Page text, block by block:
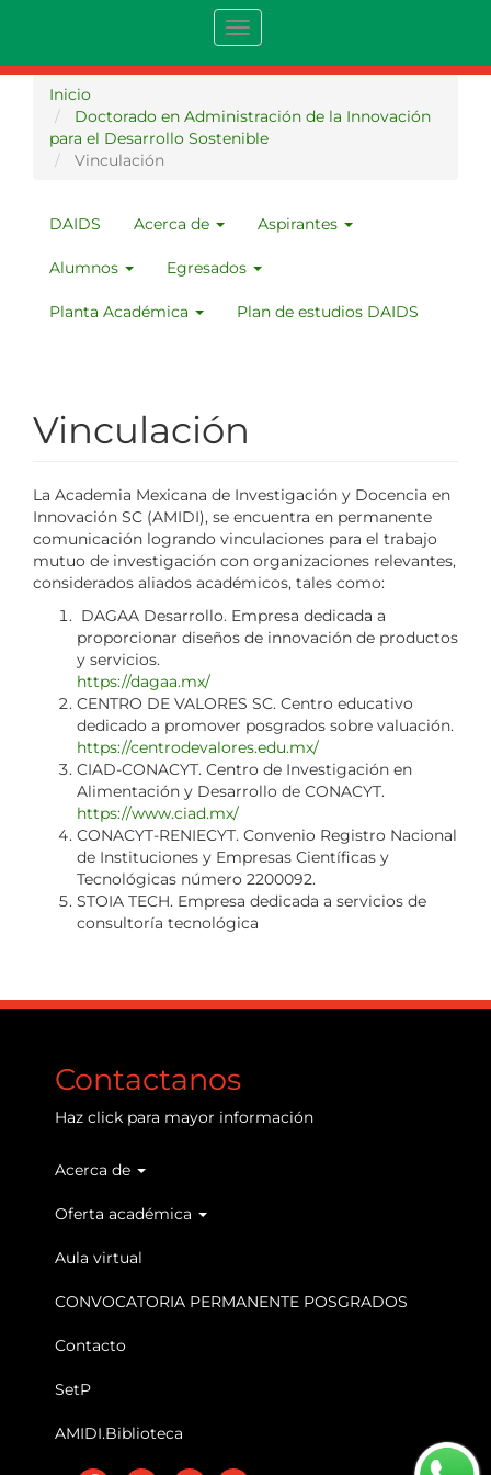
principal
Toggle
navigation
Inicio
Doctorado en Administración de la Innovación
para el Desarrollo Sostenible
Vinculación
MENU
DAIDS
DAIDS Acerca de Aspirantes
Alumnos Egresados
Planta Académica Plan de estudios DAIDS
Vinculación
La Academia Mexicana de Investigación y Docencia en
Innovación SC (AMIDI), se encuentra en permanente
comunicación logrando vinculaciones para el trabajo
mutuo de investigación con organizaciones relevantes,
considerados aliados académicos, tales como:
DAGAA Desarrollo. Empresa dedicada a
proporcionar diseños de innovación de productos
y servicios.
https://dagaa.mx/
CENTRO DE VALORES SC. Centro educativo
dedicado a promover posgrados sobre valuación.
https://centrodevalores.edu.mx/
CIAD-CONACYT. Centro de Investigación en
Alimentación y Desarrollo de CONACYT.
https://www.ciad.mx/
CONACYT-RENIECYT. Convenio Registro Nacional
de Instituciones y Empresas Científicas y
Tecnológicas número 2200092.
STOIA TECH. Empresa dedicada a servicios de
consultoría tecnológica
Contactanos
Haz click para mayor información
Main
navigation
Acerca de
Oferta académica
Aula virtual
CONVOCATORIA PERMANENTE POSGRADOS
Contacto
SetP
AMIDI.Biblioteca